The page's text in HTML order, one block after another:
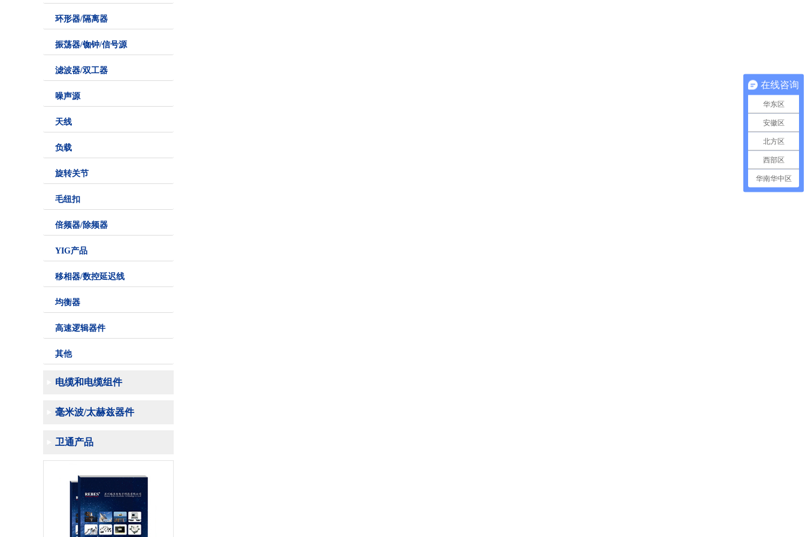
环形器/隔离器
振荡器/铷钟/信号源
滤波器/双工器
噪声源
天线
负载
旋转关节
毛纽扣
倍频器/除频器
YIG产品
移相器/数控延迟线
均衡器
高速逻辑器件
其他
电缆和电缆组件
毫米波/太赫兹器件
卫通产品
在线咨询
华东区
安徽区
北方区
西部区
华南华中区